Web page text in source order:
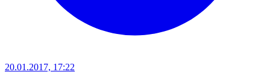
20.01.2017, 17:22